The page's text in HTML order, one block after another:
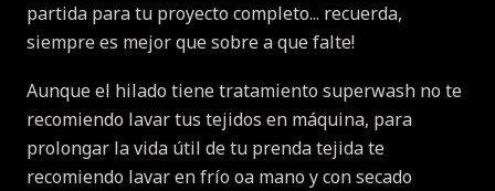
partida para tu proyecto completo... recuerda,
siempre es mejor que sobre a que falte!
Aunque el hilado tiene tratamiento superwash no te
recomiendo lavar tus tejidos en máquina, para
prolongar la vida útil de tu prenda tejida te
recomiendo lavar en frío oa mano y con secado